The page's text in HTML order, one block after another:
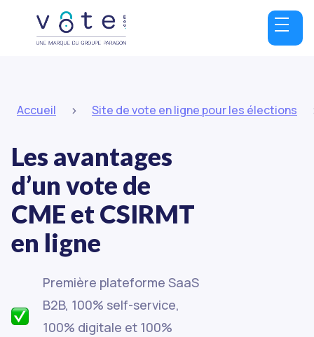
Accueil > Site de vote en ligne pour les élections
Les avantages
d’un vote de
CME et CSIRMT
en ligne
Première plateforme SaaS
B2B, 100% self-service,
100% digitale et 100%